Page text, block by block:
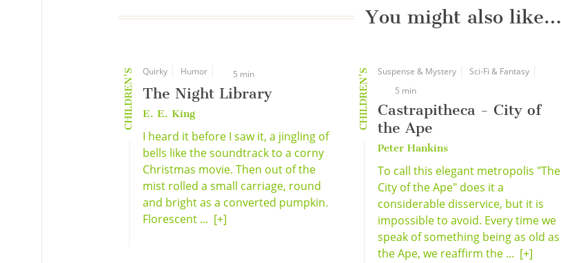
You might also like…
CHILDREN'S Quirky Humor 5 min
The Night Library
E. E. King
I heard it before I saw it, a jingling of
bells like the soundtrack to a corny
Christmas movie. Then out of the
mist rolled a small carriage, round
and bright as a converted pumpkin.
Florescent ... [+]
CHILDREN'S Suspense & Mystery
Sci-Fi & Fantasy
5 min
Castrapitheca - City of
the Ape
Peter Hankins
To call this elegant metropolis "The
City of the Ape" does it a
considerable disservice, but it is
impossible to avoid. Every time we
speak of something being as old as
the Ape, we reaffirm the ... [+]